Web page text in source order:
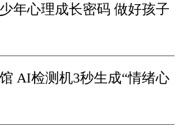
年心理成长密码 做好孩子
AI检测机3秒生成“情绪心